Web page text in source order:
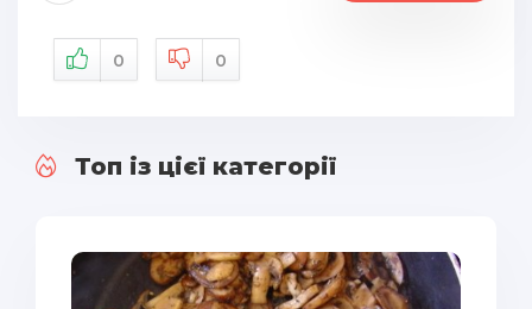
0 0
Топ із цієї категорії